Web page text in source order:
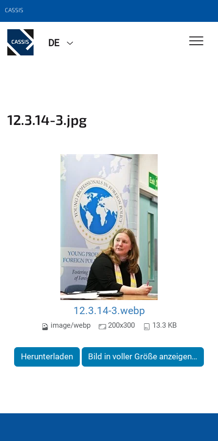
CASSIS
DE
12.3.14-3.jpg
12.3.14-3.webp
image/webp 200x300 13.3 KB
Herunterladen Bild in voller Größe anzeigen…